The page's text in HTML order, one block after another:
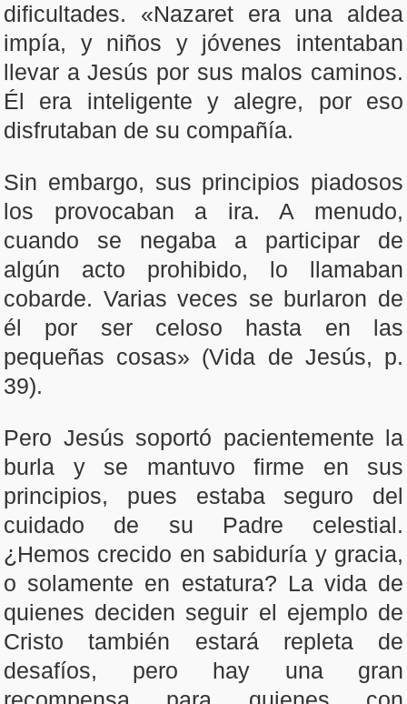
dificultades. «Nazaret era una aldea
impía, y niños y jóvenes intentaban
llevar a Jesús por sus malos caminos.
Él era inteligente y alegre, por eso
disfrutaban de su compañía.
Sin embargo, sus principios piadosos
los provocaban a ira. A menudo,
cuando se negaba a participar de
algún acto prohibido, lo llamaban
cobarde. Varias veces se burlaron de
él por ser celoso hasta en las
pequeñas cosas» (Vida de Jesús, p.
39).
Pero Jesús soportó pacientemente la
burla y se mantuvo firme en sus
principios, pues estaba seguro del
cuidado de su Padre celestial.
¿Hemos crecido en sabiduría y gracia,
o solamente en estatura? La vida de
quienes deciden seguir el ejemplo de
Cristo también estará repleta de
desafíos, pero hay una gran